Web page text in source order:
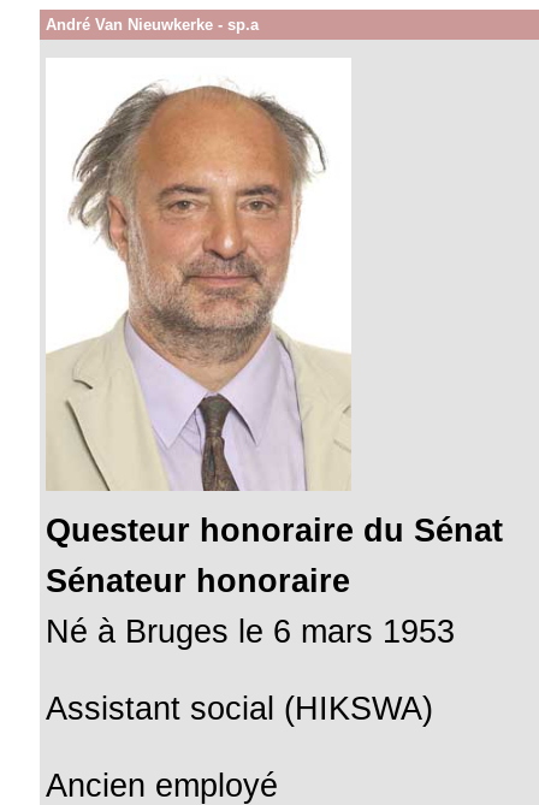
André Van Nieuwkerke - sp.a
Questeur honoraire du Sénat
Sénateur honoraire
Né à Bruges le 6 mars 1953
Assistant social (HIKSWA)
Ancien employé